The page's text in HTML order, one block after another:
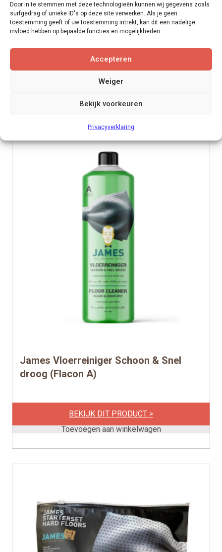
Door in te stemmen met deze technologieën kunnen wij gegevens zoals
surfgedrag of unieke ID's op deze site verwerken. Als je geen
toestemming geeft of uw toestemming intrekt, kan dit een nadelige
invloed hebben op bepaalde functies en mogelijkheden.
Accepteren
Weiger
Bekijk voorkeuren
Privacyverklaring
James Basisreiniger (flacon 1)
Toevoegen aan winkelwagen
James Vloerreiniger Schoon & Snel
droog (Flacon A)
BEKIJK DIT PRODUCT >
Toevoegen aan winkelwagen